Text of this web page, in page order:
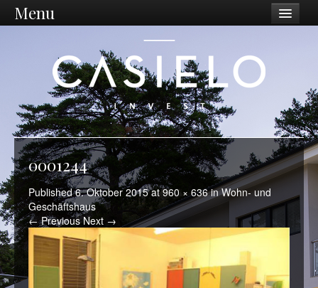
Menu
Philosophie
Vision / Mission
Dienstleistungen
Unternehmen
Standort Ostschweiz
Was wir tun
Ankauf
Sanierungen
0001244
Published6. Oktober 2015at960 × 636inWohn- und
Geschäftshaus
← Previous Next →